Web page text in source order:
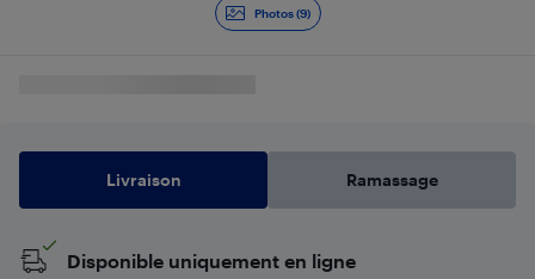
Photos (9)
Livraison Ramassage
Disponible uniquement en ligne